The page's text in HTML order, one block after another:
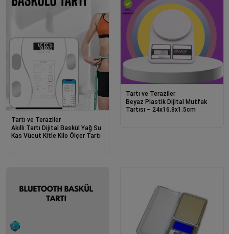
Tartı ve Teraziler
Akıllı Tartı Dijital Baskül Yağ Su
Kas Vücut Kitle Kilo Ölçer Tartı
Tartı ve Teraziler
Beyaz Plastik Dijital Mutfak
Tartısı – 24x16.8x1.5cm